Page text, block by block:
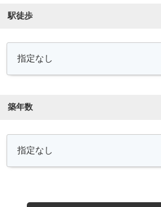
駅徒歩
築年数